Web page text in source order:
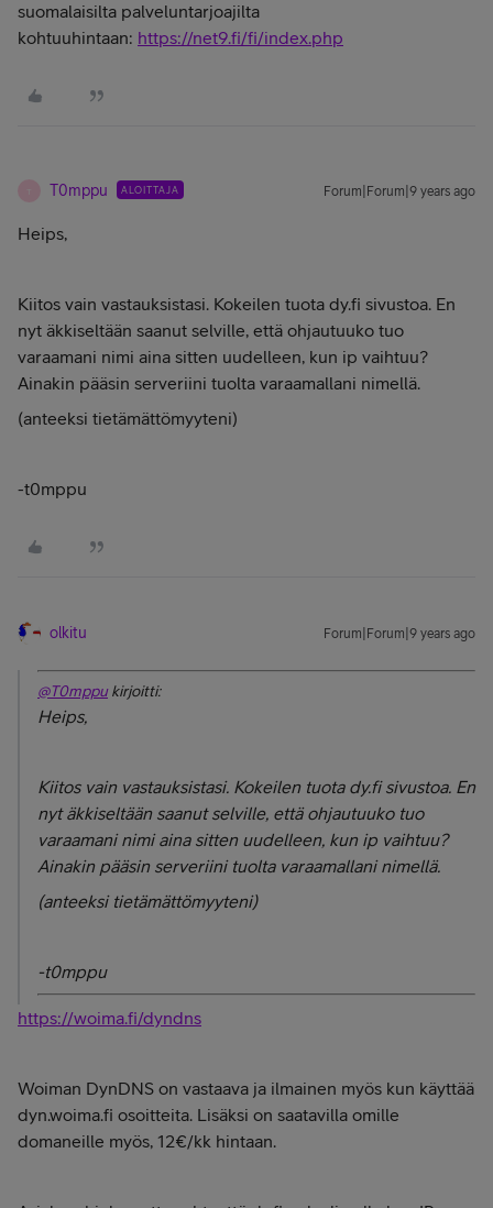
suomalaisilta palveluntarjoajilta
kohtuuhintaan: https://net9.fi/fi/index.php
T0mppu ALOITTAJA Forum|Forum|9 years ago
Heips,
Kiitos vain vastauksistasi. Kokeilen tuota dy.fi sivustoa. En
nyt äkkiseltään saanut selville, että ohjautuuko tuo
varaamani nimi aina sitten uudelleen, kun ip vaihtuu?
Ainakin pääsin serveriini tuolta varaamallani nimellä.
(anteeksi tietämättömyyteni)
-t0mppu
olkitu Forum|Forum|9 years ago
@T0mppukirjoitti:
Heips,
Kiitos vain vastauksistasi. Kokeilen tuota dy.fi sivustoa. En
nyt äkkiseltään saanut selville, että ohjautuuko tuo
varaamani nimi aina sitten uudelleen, kun ip vaihtuu?
Ainakin pääsin serveriini tuolta varaamallani nimellä.
(anteeksi tietämättömyyteni)
-t0mppu
https://woima.fi/dyndns
Woiman DynDNS on vastaava ja ilmainen myös kun käyttää
dyn.woima.fi osoitteita. Lisäksi on saatavilla omille
domaneille myös, 12€/kk hintaan.